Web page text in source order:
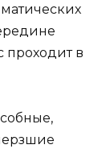
проходит в